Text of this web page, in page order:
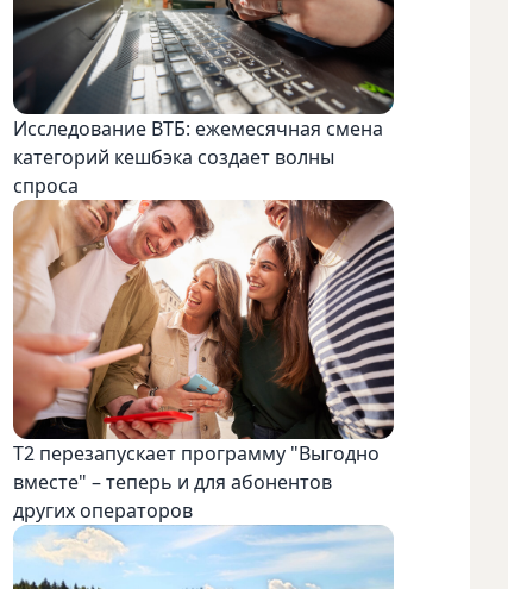
Исследование ВТБ: ежемесячная смена
категорий кешбэка создает волны
спроса
Т2 перезапускает программу "Выгодно
вместе" – теперь и для абонентов
других операторов